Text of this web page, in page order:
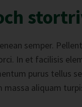
semper.
In et facilisis
purus tellus
aliquam